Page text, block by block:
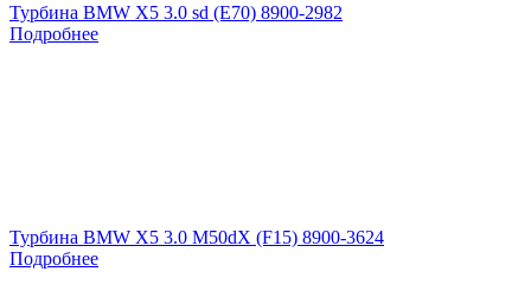
Турбина BMW X5 3.0 sd (E70) 8900-2982
Подробнее
Турбина BMW X5 3.0 M50dX (F15) 8900-3624
Подробнее